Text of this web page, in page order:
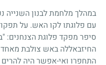
במהלך מלחמת לבנון השנייה
עם פלוגתו לקו האש. על
סיפר מפקד פלוגת הצנחנים:
החיזבאללה באש צולבת מאחד
התחפרו ואי-אפשר היה